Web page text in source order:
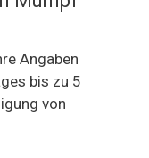
Angaben
bis zu 5
von